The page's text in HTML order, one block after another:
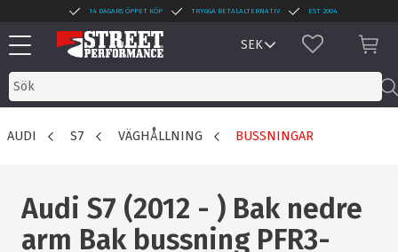
Meny
14 DAGARS ÖPPET KÖP TRYGGA BETALALTERNATIV EST 2004
FAVORITER
AUDI S7 VÄGHÅLLNING BUSSNINGAR
Audi S7 (2012 - ) Bak nedre
arm Bak bussning PFR3-